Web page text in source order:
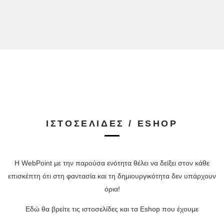
ΙΣΤΟΣΕΛΙΔΕΣ / ESHOP
Η WebPoint με την παρούσα ενότητα θέλει να δείξει στον κάθε
επισκέπτη ότι στη φαντασία και τη δημιουργικότητα δεν υπάρχουν
όρια!
Εδώ θα βρείτε τις ιστοσελίδες και τα Eshop που έχουμε